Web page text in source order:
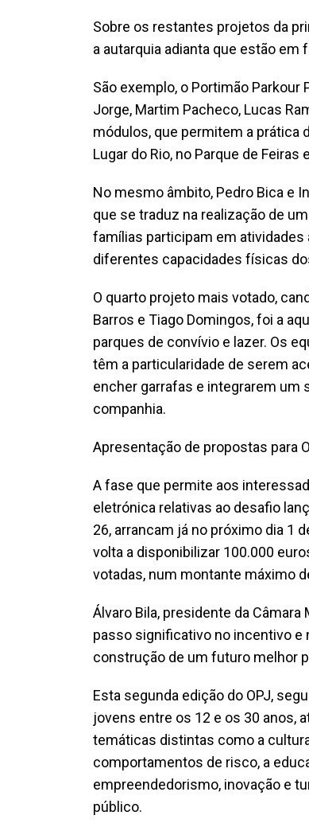
Sobre os restantes projetos da
a autarquia adianta que estão em
São exemplo, o Portimão Parkour
Jorge, Martim Pacheco, Lucas
módulos, que permitem a prática
Lugar do Rio, no Parque de
No mesmo âmbito, Pedro Bica e
que se traduz na realização de
famílias participam em
diferentes capacidades físicas
O quarto projeto mais votado,
Barros e Tiago Domingos, foi a
parques de convívio e lazer. Os
têm a particularidade de serem
encher garrafas e integrarem um
companhia.
Apresentação de propostas para
A fase que permite aos
eletrónica relativas ao desafio
26, arrancam já no próximo dia 1
volta a disponibilizar 100.000
votadas, num montante máximo
Álvaro Bila, presidente da
passo significativo no incentivo
construção de um futuro melhor
Esta segunda edição do OPJ,
jovens entre os 12 e os 30 anos,
temáticas distintas como a
comportamentos de risco, a
empreendedorismo, inovação e
público.